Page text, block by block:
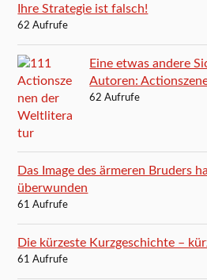
Ihre Strategie ist falsch!
62 Aufrufe
Eine etwas andere
Autoren:
62 Aufrufe
Das Image des ärmeren Bruders
überwunden
61 Aufrufe
Die kürzeste Kurzgeschichte –
61 Aufrufe